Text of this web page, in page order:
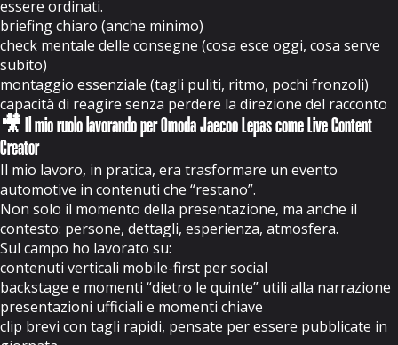
essere ordinati.
briefing chiaro (anche minimo)
check mentale delle consegne (cosa esce oggi, cosa serve
subito)
montaggio essenziale (tagli puliti, ritmo, pochi fronzoli)
capacità di reagire senza perdere la direzione del racconto
🎥 Il mio ruolo lavorando per Omoda Jaecoo Lepas come Live Content
Creator
Il mio lavoro, in pratica, era trasformare un evento
automotive in contenuti che “restano”.
Non solo il momento della presentazione, ma anche il
contesto: persone, dettagli, esperienza, atmosfera.
Sul campo ho lavorato su:
contenuti verticali mobile-first per social
backstage e momenti “dietro le quinte” utili alla narrazione
presentazioni ufficiali e momenti chiave
clip brevi con tagli rapidi, pensate per essere pubblicate in